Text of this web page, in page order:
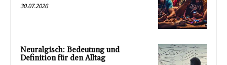
30.07.2026
Neuralgisch: Bedeutung und
Definition für den Alltag